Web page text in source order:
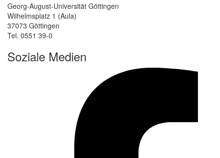
Georg-August-Universität Göttingen
Wilhelmsplatz 1 (Aula)
37073 Göttingen
Tel. 0551 39-0
Soziale Medien